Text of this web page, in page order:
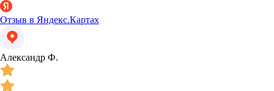
Отзыв в Яндекс.Картах
Александр Ф.